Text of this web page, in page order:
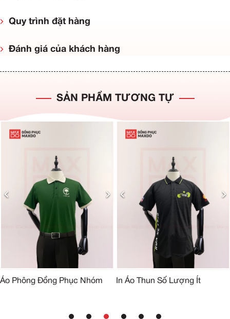
Quy trình đặt hàng
Đánh giá của khách hàng
SẢN PHẨM TƯƠNG TỰ
Áo Phông Đồng Phục Nhóm In Áo Thun Số Lượng Ít